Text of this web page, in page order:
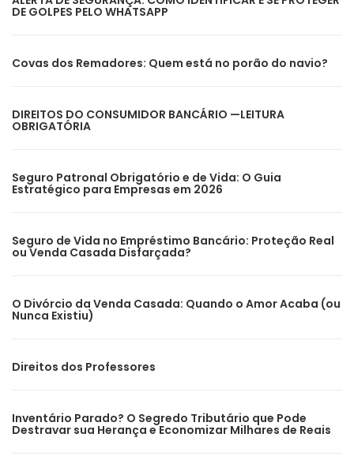
DE GOLPES PELO WHATSAPP
Covas dos Remadores: Quem está no porão do navio?
DIREITOS DO CONSUMIDOR BANCÁRIO —LEITURA
OBRIGATÓRIA
Seguro Patronal Obrigatório e de Vida: O Guia
Estratégico para Empresas em 2026
Seguro de Vida no Empréstimo Bancário: Proteção Real
ou Venda Casada Disfarçada?
O Divórcio da Venda Casada: Quando o Amor Acaba (ou
Nunca Existiu)
Direitos dos Professores
Inventário Parado? O Segredo Tributário que Pode
Destravar sua Herança e Economizar Milhares de Reais